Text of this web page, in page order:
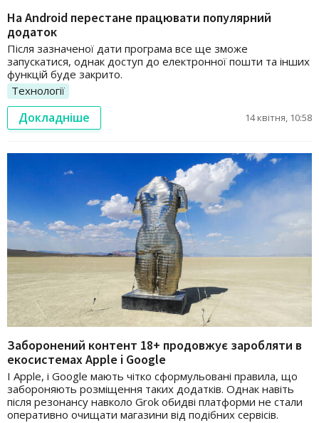
На Android перестане працювати популярний
додаток
Після зазначеної дати програма все ще зможе
запускатися, однак доступ до електронної пошти та інших
функцій буде закрито.
Технології
Докладніше 14 квітня, 10:58
Заборонений контент 18+ продовжує заробляти в
екосистемах Apple і Google
І Apple, і Google мають чітко сформульовані правила, що
забороняють розміщення таких додатків. Однак навіть
після резонансу навколо Grok обидві платформи не стали
оперативно очищати магазини від подібних сервісів.